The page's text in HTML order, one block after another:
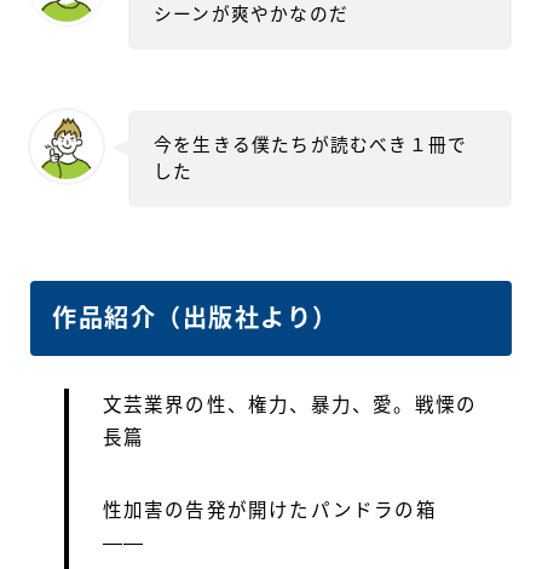
シーンが爽やかなのだ
今を生きる僕たちが読むべき１冊で
した
作品紹介（出版社より）
文芸業界の性、権力、暴力、愛。戦慄の
長篇
性加害の告発が開けたパンドラの箱
——